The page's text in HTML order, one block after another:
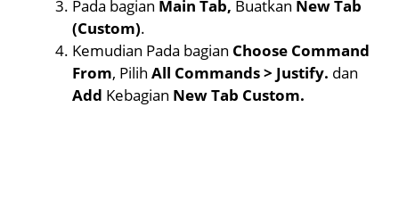
Pada bagian Main Tab, Buatkan New Tab
(Custom).
Kemudian Pada bagian Choose Command
From, Pilih All Commands > Justify. dan
Add Kebagian New Tab Custom.